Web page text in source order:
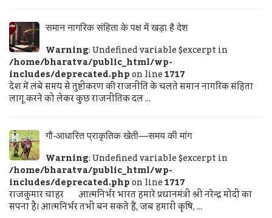
समान नागरिक संहिता के पक्ष में खड़ा है देश
Warning: Undefined variable $excerpt in
/home/bharatva/public_html/wp-
includes/deprecated.phpon line1717
देश में लंबे समय से तुष्टीकरण की राजनीति के चलते समान नागरिक संहिता
लागू करने को लेकर कुछ राजनीतिक दल ...
गौ-आधारित प्राकृतिक खेती—समय की मांग
Warning: Undefined variable $excerpt in
/home/bharatva/public_html/wp-
includes/deprecated.phpon line1717
राजकुमार चाहर आत्मनिर्भर भारत हमारे प्रधानमंत्री श्री नरेन्द्र मोदी का
सपना है। आत्मनिर्भर तभी बन सकते हैं, जब हमारी कृषि, ...